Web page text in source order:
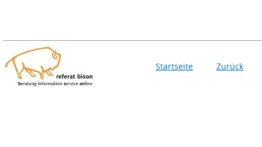
Startseite Zurück